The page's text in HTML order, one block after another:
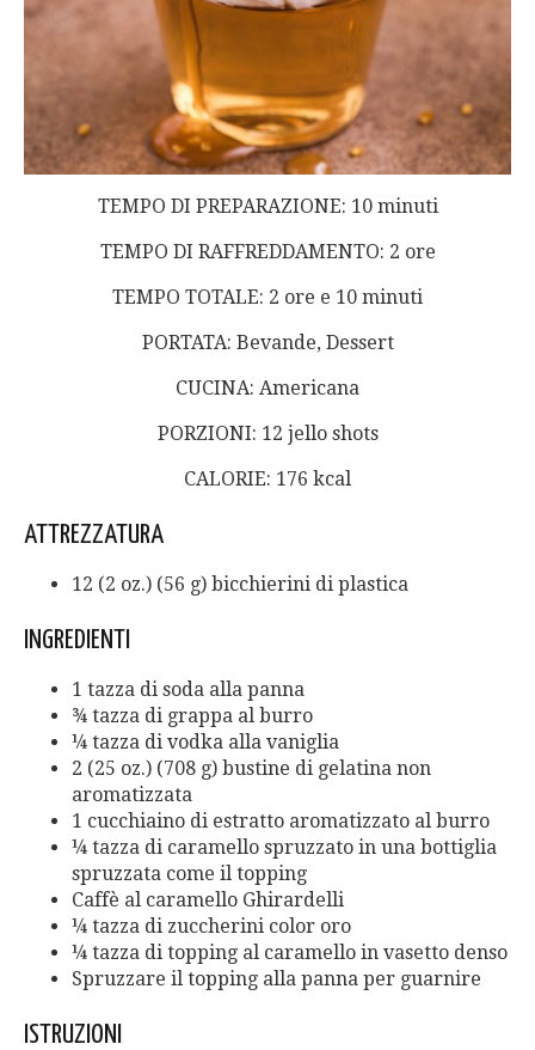
TEMPO DI PREPARAZIONE: 10 minuti
TEMPO DI RAFFREDDAMENTO: 2 ore
TEMPO TOTALE: 2 ore e 10 minuti
PORTATA: Bevande, Dessert
CUCINA: Americana
PORZIONI: 12 jello shots
CALORIE: 176 kcal
ATTREZZATURA
12 (2 oz.) (56 g) bicchierini di plastica
INGREDIENTI
1 tazza di soda alla panna
¾ tazza di grappa al burro
¼ tazza di vodka alla vaniglia
2 (25 oz.) (708 g) bustine di gelatina non
aromatizzata
1 cucchiaino di estratto aromatizzato al burro
¼ tazza di caramello spruzzato in una bottiglia
spruzzata come il topping
Caffè al caramello Ghirardelli
¼ tazza di zuccherini color oro
¼ tazza di topping al caramello in vasetto denso
Spruzzare il topping alla panna per guarnire
ISTRUZIONI